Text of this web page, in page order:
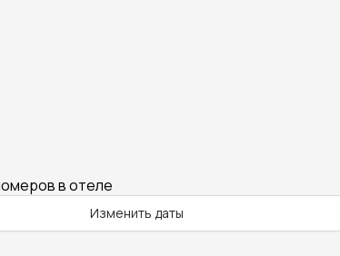
в отеле
Изменить даты